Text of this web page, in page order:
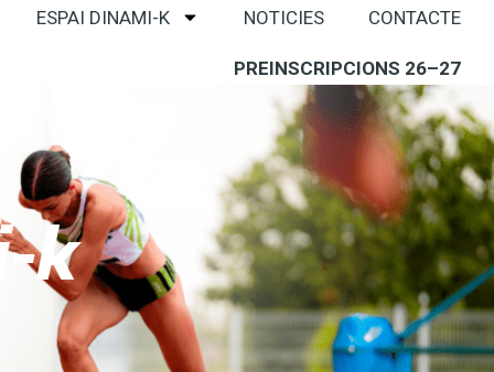
ESPAI DINAMI-K NOTICIES CONTACTE
PREINSCRIPCIONS 26–27
k